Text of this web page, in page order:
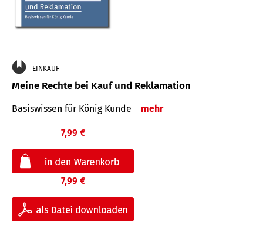
EINKAUF
Meine Rechte bei Kauf und Reklamation
Basiswissen für König Kunde mehr
7,99 €
7,99 €